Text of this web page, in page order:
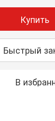
Купить
Быстрый
В